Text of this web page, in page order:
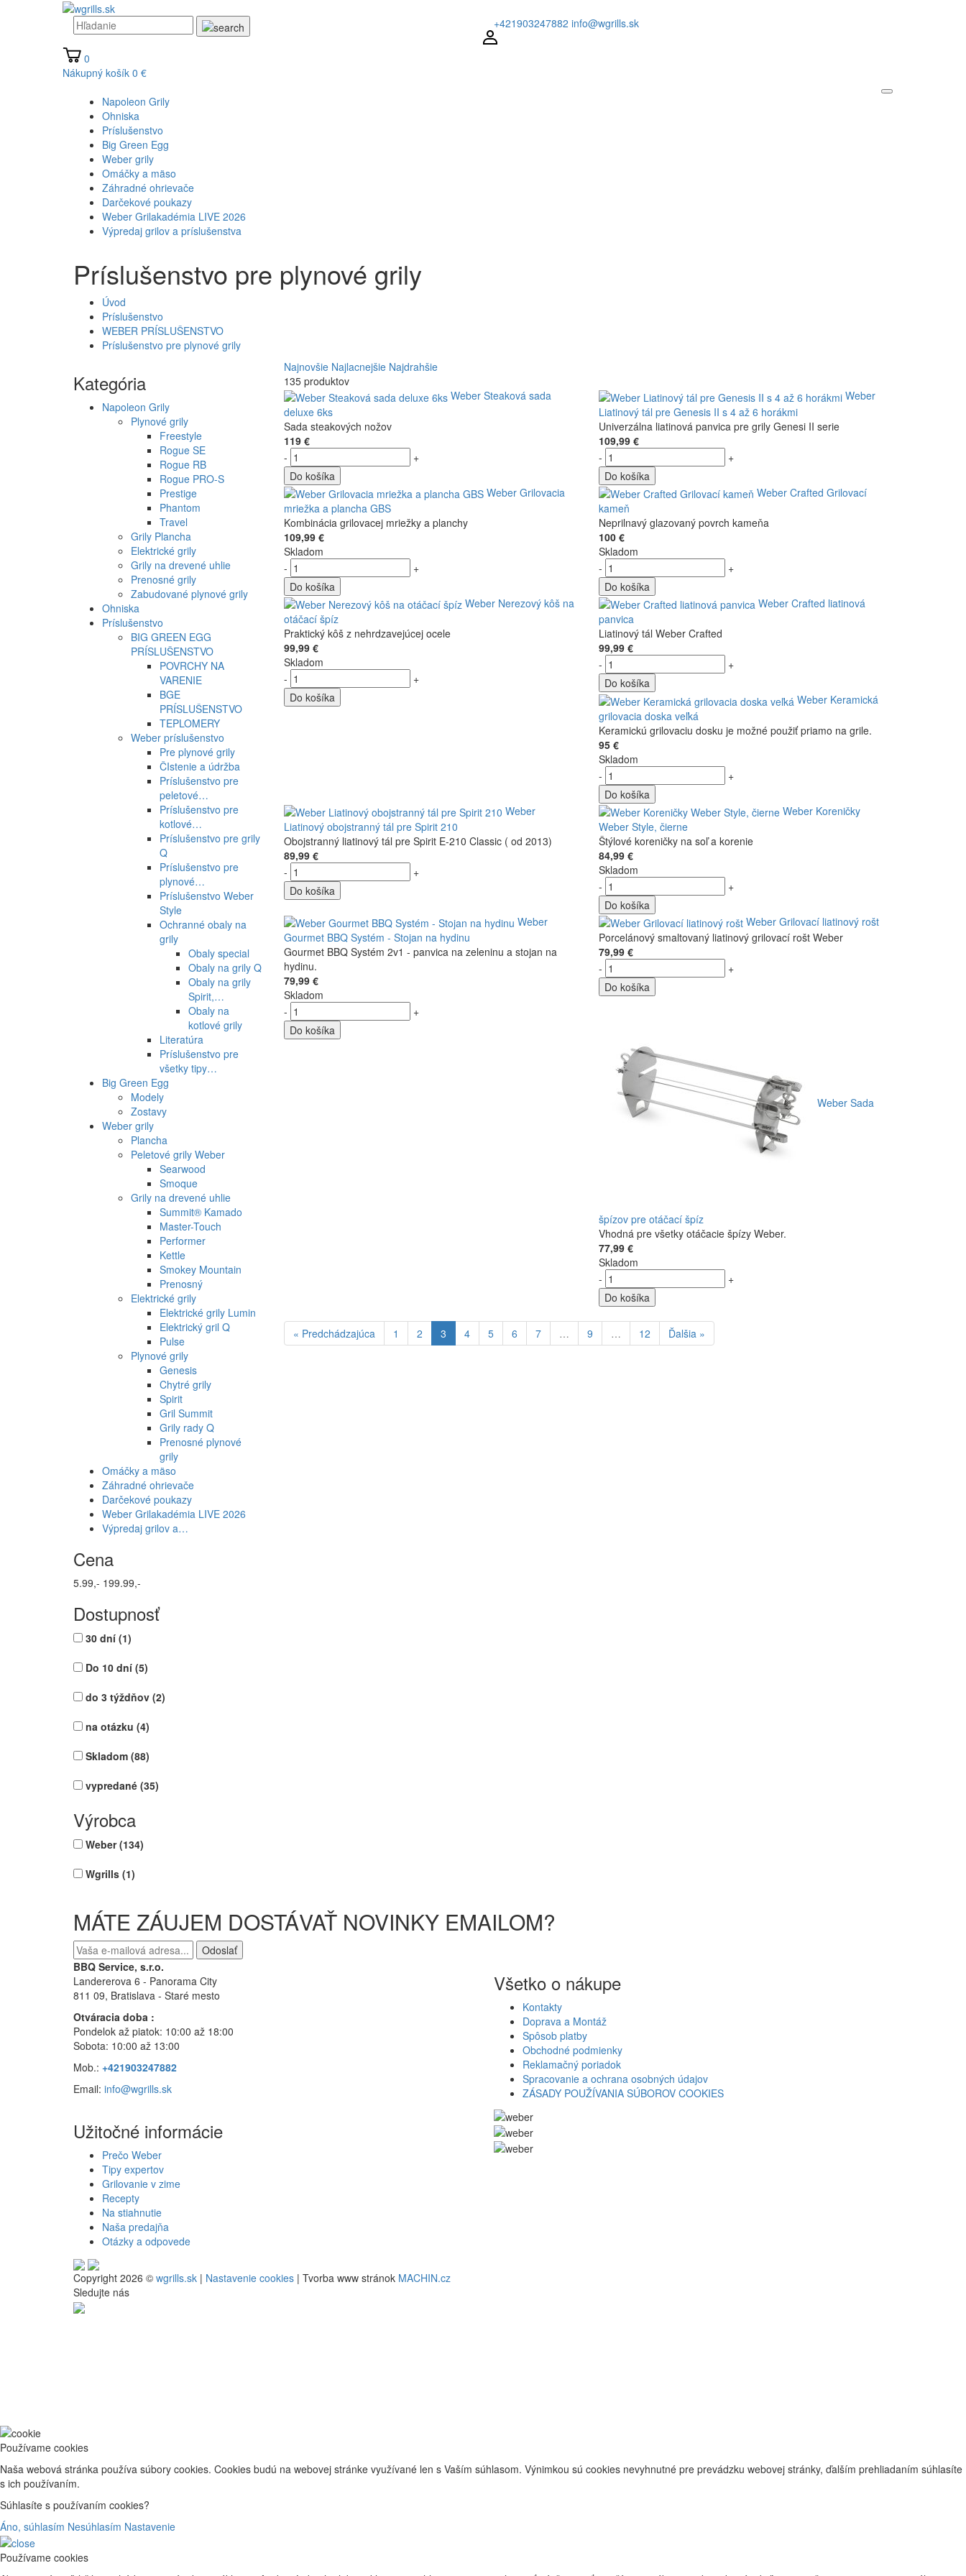
+421903247882 info@wgrills.sk
0
Nákupný košík 0 €
Napoleon Grily
Ohniska
Príslušenstvo
Big Green Egg
Weber grily
Omáčky a mäso
Záhradné ohrievače
Darčekové poukazy
Weber Grilakadémia LIVE 2026
Výpredaj grilov a príslušenstva
Príslušenstvo pre plynové grily
Úvod
Príslušenstvo
WEBER PRÍSLUŠENSTVO
Príslušenstvo pre plynové grily
Kategória
Napoleon Grily
Plynové grily
Freestyle
Rogue SE
Rogue RB
Rogue PRO-S
Prestige
Phantom
Travel
Grily Plancha
Elektrické grily
Grily na drevené uhlie
Prenosné grily
Zabudované plynové grily
Ohniska
Príslušenstvo
BIG GREEN EGG
PRÍSLUŠENSTVO
POVRCHY NA
VARENIE
BGE
PRÍSLUŠENSTVO
TEPLOMERY
Weber príslušenstvo
Pre plynové grily
ČIstenie a údržba
Príslušenstvo pre
peletové…
Príslušenstvo pre
kotlové…
Príslušenstvo pre grily
Q
Príslušenstvo pre
plynové…
Príslušenstvo Weber
Style
Ochranné obaly na
grily
Obaly special
Obaly na grily Q
Obaly na grily
Spirit,…
Obaly na
kotlové grily
Literatúra
Príslušenstvo pre
všetky tipy…
Big Green Egg
Modely
Zostavy
Weber grily
Plancha
Peletové grily Weber
Searwood
Smoque
Grily na drevené uhlie
Summit® Kamado
Master-Touch
Performer
Kettle
Smokey Mountain
Prenosný
Elektrické grily
Elektrické grily Lumin
Elektrický gril Q
Pulse
Plynové grily
Genesis
Chytré grily
Spirit
Gril Summit
Grily rady Q
Prenosné plynové
grily
Omáčky a mäso
Záhradné ohrievače
Darčekové poukazy
Weber Grilakadémia LIVE 2026
Výpredaj grilov a…
Cena
5.99,- 199.99,-
Dostupnosť
30 dní (1)
Do 10 dní (5)
do 3 týždňov (2)
na otázku (4)
Skladom (88)
vypredané (35)
Výrobca
Weber(134)
Wgrills (1)
Najnovšie Najlacnejšie Najdrahšie
135 produktov
Weber Steaková sada
deluxe 6ks
Sada steakových nožov
119 €
-
+
Do košíka
Weber
Liatinový tál pre Genesis II s 4 až 6 horákmi
Univerzálna liatinová panvica pre grily Genesi II serie
109,99 €
-
+
Do košíka
Weber Grilovacia
mriežka a plancha GBS
Kombinácia grilovacej mriežky a planchy
109,99 €
Skladom
-
+
Do košíka
Weber Crafted Grilovací
kameň
Neprilnavý glazovaný povrch kameňa
100 €
Skladom
-
+
Do košíka
Weber Nerezový kôš na
otáčací špíz
Praktický kôš z nehrdzavejúcej ocele
99,99 €
Skladom
-
+
Do košíka
Weber Crafted liatinová
panvica
Liatinový tál Weber Crafted
99,99 €
-
+
Do košíka
Weber Keramická
grilovacia doska veľká
Keramickú grilovaciu dosku je možné použiť priamo na grile.
95 €
Skladom
-
+
Do košíka
Weber
Liatinový obojstranný tál pre Spirit 210
Obojstranný liatinový tál pre Spirit E-210 Classic ( od 2013)
89,99 €
-
+
Do košíka
Weber Koreničky
Weber Style, čierne
Štýlové koreničky na soľ a korenie
84,99 €
Skladom
-
+
Do košíka
Weber
Gourmet BBQ Systém - Stojan na hydinu
Gourmet BBQ Systém 2v1 - panvica na zeleninu a stojan na
hydinu.
79,99 €
Skladom
-
+
Do košíka
Weber Grilovací liatinový rošt
Porcelánový smaltovaný liatinový grilovací rošt Weber
79,99 €
-
+
Do košíka
Weber Sada
špízov pre otáčací špíz
Vhodná pre všetky otáčacie špízy Weber.
77,99 €
Skladom
-
+
Do košíka
« Predchádzajúca 1 2 3 4 5 6 7 … 9 … 12 Ďalšia »
MÁTE ZÁUJEM DOSTÁVAŤ NOVINKY EMAILOM?
Odoslať
BBQ Service, s.r.o.
Landererova 6 - Panorama City
811 09, Bratislava - Staré mesto
Otváracia doba :
Pondelok až piatok: 10:00 až 18:00
Sobota: 10:00 až 13:00
Mob.: +421903247882
Email: info@wgrills.sk
Všetko o nákupe
Kontakty
Doprava a Montáž
Spôsob platby
Obchodné podmienky
Reklamačný poriadok
Spracovanie a ochrana osobných údajov
ZÁSADY POUŽÍVANIA SÚBOROV COOKIES
Užitočné informácie
Prečo Weber
Tipy expertov
Grilovanie v zime
Recepty
Na stiahnutie
Naša predajňa
Otázky a odpovede
Copyright 2026 © wgrills.sk | Nastavenie cookies | Tvorba www stránok MACHIN.cz
Sledujte nás
Používame cookies
Naša webová stránka používa súbory cookies. Cookies budú na webovej stránke využívané len s Vaším súhlasom. Výnimkou sú cookies nevyhnutné pre prevádzku webovej stránky, ďalším prehliadaním súhlasíte
s ich používaním.
Súhlasíte s používaním cookies?
Áno, súhlasím Nesúhlasím Nastavenie
Používame cookies